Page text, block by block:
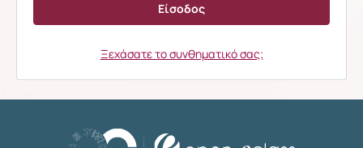
Ξεχάσατε το συνθηματικό σας;